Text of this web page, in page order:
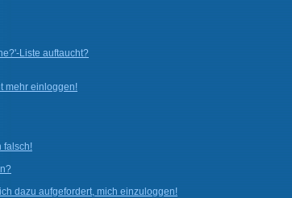
Liste auftaucht?
mehr einloggen!
falsch!
dazu aufgefordert, mich einzuloggen!